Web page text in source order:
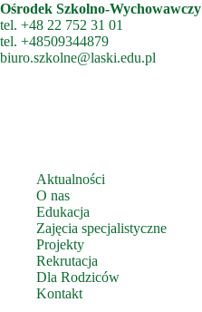
Ośrodek Szkolno-Wychowawczy
tel. +48 22 752 31 01
tel. +48509344879
biuro.szkolne@laski.edu.pl
Aktualności
O nas
Edukacja
Zajęcia specjalistyczne
Projekty
Rekrutacja
Dla Rodziców
Kontakt